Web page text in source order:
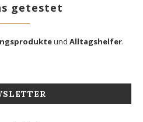
getestet
und Alltagshelfer.